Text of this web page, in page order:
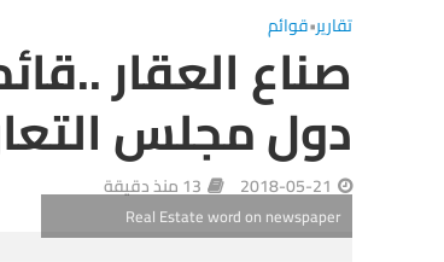
تقارير•قوائم
دول مجلس
2018-05-21 13 منذ دقيقة
Real Estate word on newspaper